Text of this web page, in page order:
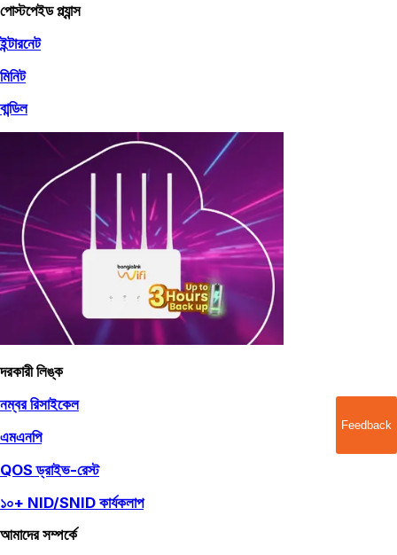
পোস্টপেইড প্ল্যান্স
ইন্টারনেট
মিনিট
বান্ডিল
দরকারী লিঙ্ক
নম্বর রিসাইকেল
এমএনপি
QOS ড্রাইভ-রেস্ট
১০+ NID/SNID কার্যকলাপ
আমাদের সম্পর্কে
Feedback